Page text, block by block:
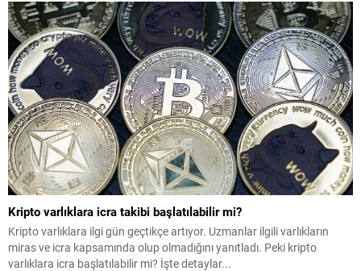
Kripto varlıklara icra takibi başlatılabilir mi?
Kripto varlıklara ilgi gün geçtikçe artıyor. Uzmanlar ilgili varlıkların
miras ve icra kapsamında olup olmadığını yanıtladı. Peki kripto
varlıklara icra başlatılabilir mi? İşte detaylar...